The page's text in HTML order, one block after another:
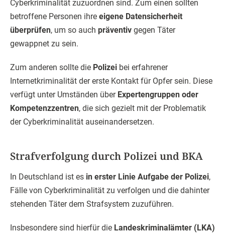
Cyberkriminalität zuzuordnen sind. Zum einen sollten
betroffene Personen ihre eigene Datensicherheit
überprüfen, um so auch präventiv gegen Täter
gewappnet zu sein.
Zum anderen sollte die Polizei bei erfahrener
Internetkriminalität der erste Kontakt für Opfer sein. Diese
verfügt unter Umständen über Expertengruppen oder
Kompetenzzentren, die sich gezielt mit der Problematik
der Cyberkriminalität auseinandersetzen.
Strafverfolgung durch Polizei und BKA
In Deutschland ist es in erster Linie Aufgabe der Polizei,
Fälle von Cyberkriminalität zu verfolgen und die dahinter
stehenden Täter dem Strafsystem zuzuführen.
Insbesondere sind hierfür die Landeskriminalämter (LKA)